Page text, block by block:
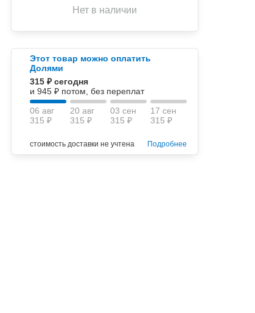
Нет в наличии
Этот товар можно оплатить
Долями
315 ₽ сегодня
и 945 ₽ потом, без переплат
06 авг
315 ₽
20 авг
315 ₽
03 сен
315 ₽
17 сен
315 ₽
стоимость доставки не учтена Подробнее